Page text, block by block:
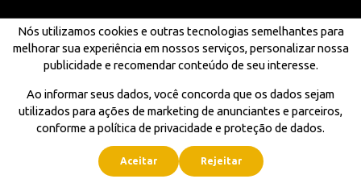
Nós utilizamos cookies e outras tecnologias semelhantes para
melhorar sua experiência em nossos serviços, personalizar nossa
publicidade e recomendar conteúdo de seu interesse.
Ao informar seus dados, você concorda que os dados sejam
utilizados para ações de marketing de anunciantes e parceiros,
conforme a política de privacidade e proteção de dados.
Aceitar Rejeitar